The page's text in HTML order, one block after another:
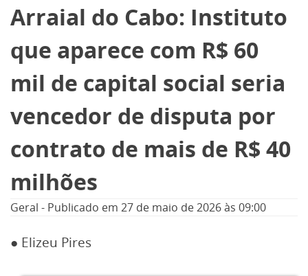
Geral
Cidades
Política
Opinião
Informe especial
por:
Arraial do Cabo: Instituto
que aparece com R$ 60
mil de capital social seria
vencedor de disputa por
contrato de mais de R$ 40
milhões
Geral - Publicado em 27 de maio de 2026às 09:00
● Elizeu Pires